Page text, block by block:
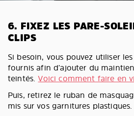
6. FIXEZ LES PARE-
CLIPS
Si besoin, vous pouvez utiliser
fournis afin d’ajouter du
teintés.Voici comment faire en
Puis, retirez le ruban de
mis sur vos garnitures plastiques.